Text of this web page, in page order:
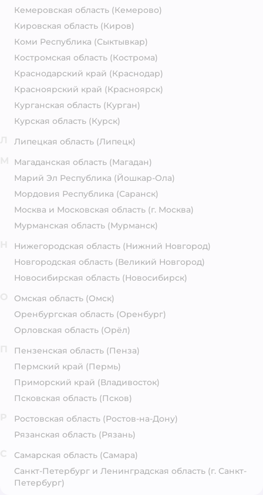
Кемеровская область (Кемерово)
Кировская область (Киров)
Коми Республика (Сыктывкар)
Костромская область (Кострома)
Краснодарский край (Краснодар)
Красноярский край (Красноярск)
Курганская область (Курган)
Курская область (Курск)
Липецкая область (Липецк)
Магаданская область (Магадан)
Марий Эл Республика (Йошкар-Ола)
Мордовия Республика (Саранск)
Москва и Московская область (г. Москва)
Мурманская область (Мурманск)
Нижегородская область (Нижний Новгород)
Новгородская область (Великий Новгород)
Новосибирская область (Новосибирск)
Омская область (Омск)
Оренбургская область (Оренбург)
Орловская область (Орёл)
Пензенская область (Пенза)
Пермский край (Пермь)
Приморский край (Владивосток)
Псковская область (Псков)
Ростовская область (Ростов-на-Дону)
Рязанская область (Рязань)
Самарская область (Самара)
Санкт-Петербург и Ленинградская область (г. Санкт-
Петербург)